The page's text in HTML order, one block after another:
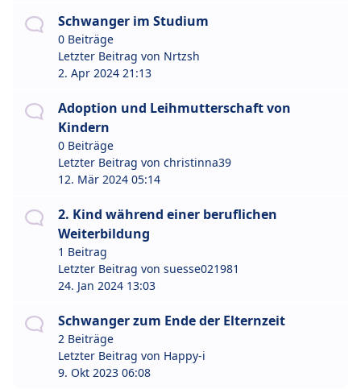
Schwanger im Studium
0 Beiträge
Letzter Beitrag von Nrtzsh
2. Apr 2024 21:13
Adoption und Leihmutterschaft von
Kindern
0 Beiträge
Letzter Beitrag von christinna39
12. Mär 2024 05:14
2. Kind während einer beruflichen
Weiterbildung
1 Beitrag
Letzter Beitrag von suesse021981
24. Jan 2024 13:03
Schwanger zum Ende der Elternzeit
2 Beiträge
Letzter Beitrag von Happy-i
9. Okt 2023 06:08